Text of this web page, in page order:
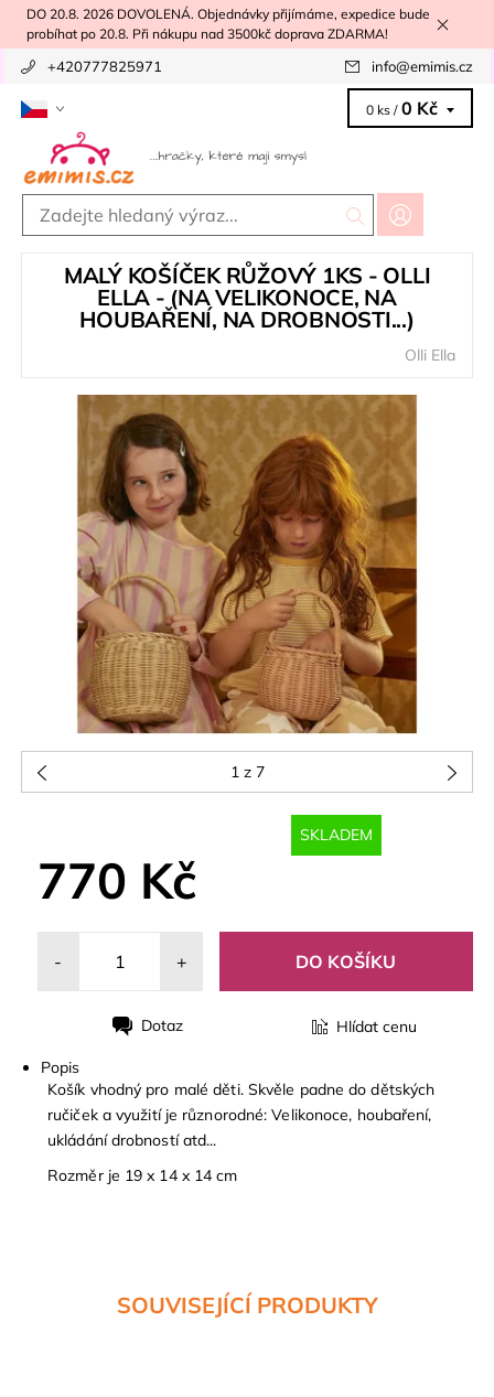
DO 20.8. 2026 DOVOLENÁ. Objednávky přijímáme, expedice bude
probíhat po 20.8. Při nákupu nad 3500kč doprava ZDARMA!
+420777825971 info@emimis.cz
0 ks / 0 Kč
MALÝ KOŠÍČEK RŮŽOVÝ 1KS - OLLI
ELLA - (NA VELIKONOCE, NA
HOUBAŘENÍ, NA DROBNOSTI...)
Olli Ella
1z 7
SKLADEM
770 Kč
- +
Dotaz Hlídat cenu
Popis
Košík vhodný pro malé děti. Skvěle padne do dětských
ručiček a využití je různorodné: Velikonoce, houbaření,
ukládání drobností atd...
Rozměr je 19 x 14 x 14 cm
SOUVISEJÍCÍ PRODUKTY